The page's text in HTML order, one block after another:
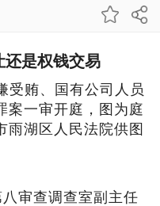
是权钱交易
受贿、国有公司人员
案一审开庭，图为庭
雨湖区人民法院供图
审查调查室副主任